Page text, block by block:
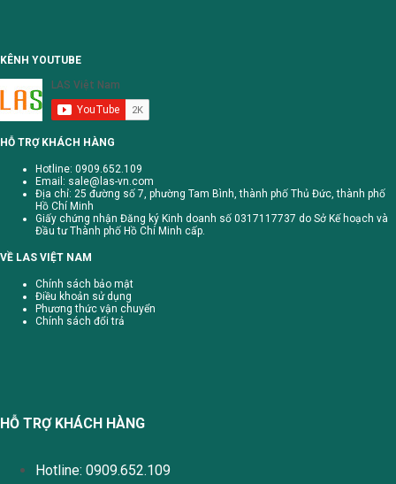
KÊNH YOUTUBE
HỖ TRỢ KHÁCH HÀNG
Hotline: 0909.652.109
Email: sale@las-vn.com
Địa chỉ: 25 đường số 7, phường Tam Bình, thành phố Thủ Đức, thành phố
Hồ Chí Minh
Giấy chứng nhận Đăng ký Kinh doanh số 0317117737 do Sở Kế hoạch và
Đầu tư Thành phố Hồ Chí Minh cấp.
VỀ LAS VIỆT NAM
Chính sách bảo mật
Điều khoản sử dụng
Phương thức vận chuyển
Chính sách đổi trả
HỖ TRỢ KHÁCH HÀNG
Hotline: 0909.652.109